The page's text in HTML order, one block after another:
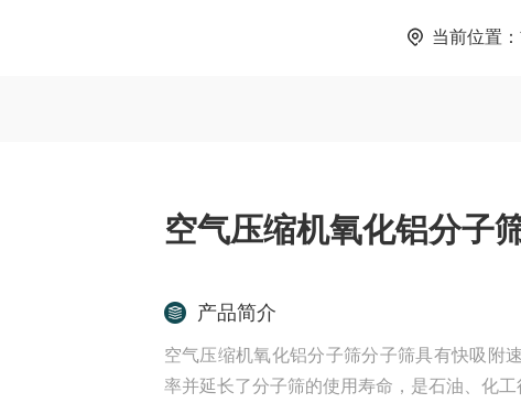
当前位置：
空气压缩机氧化铝分子
产品简介
空气压缩机氧化铝分子筛分子筛具有快吸附
率并延长了分子筛的使用寿命，是石油、化